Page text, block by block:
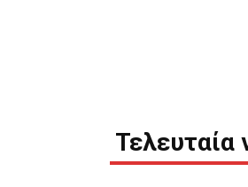
Τελευταία